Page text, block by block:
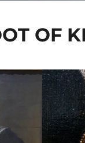
OF